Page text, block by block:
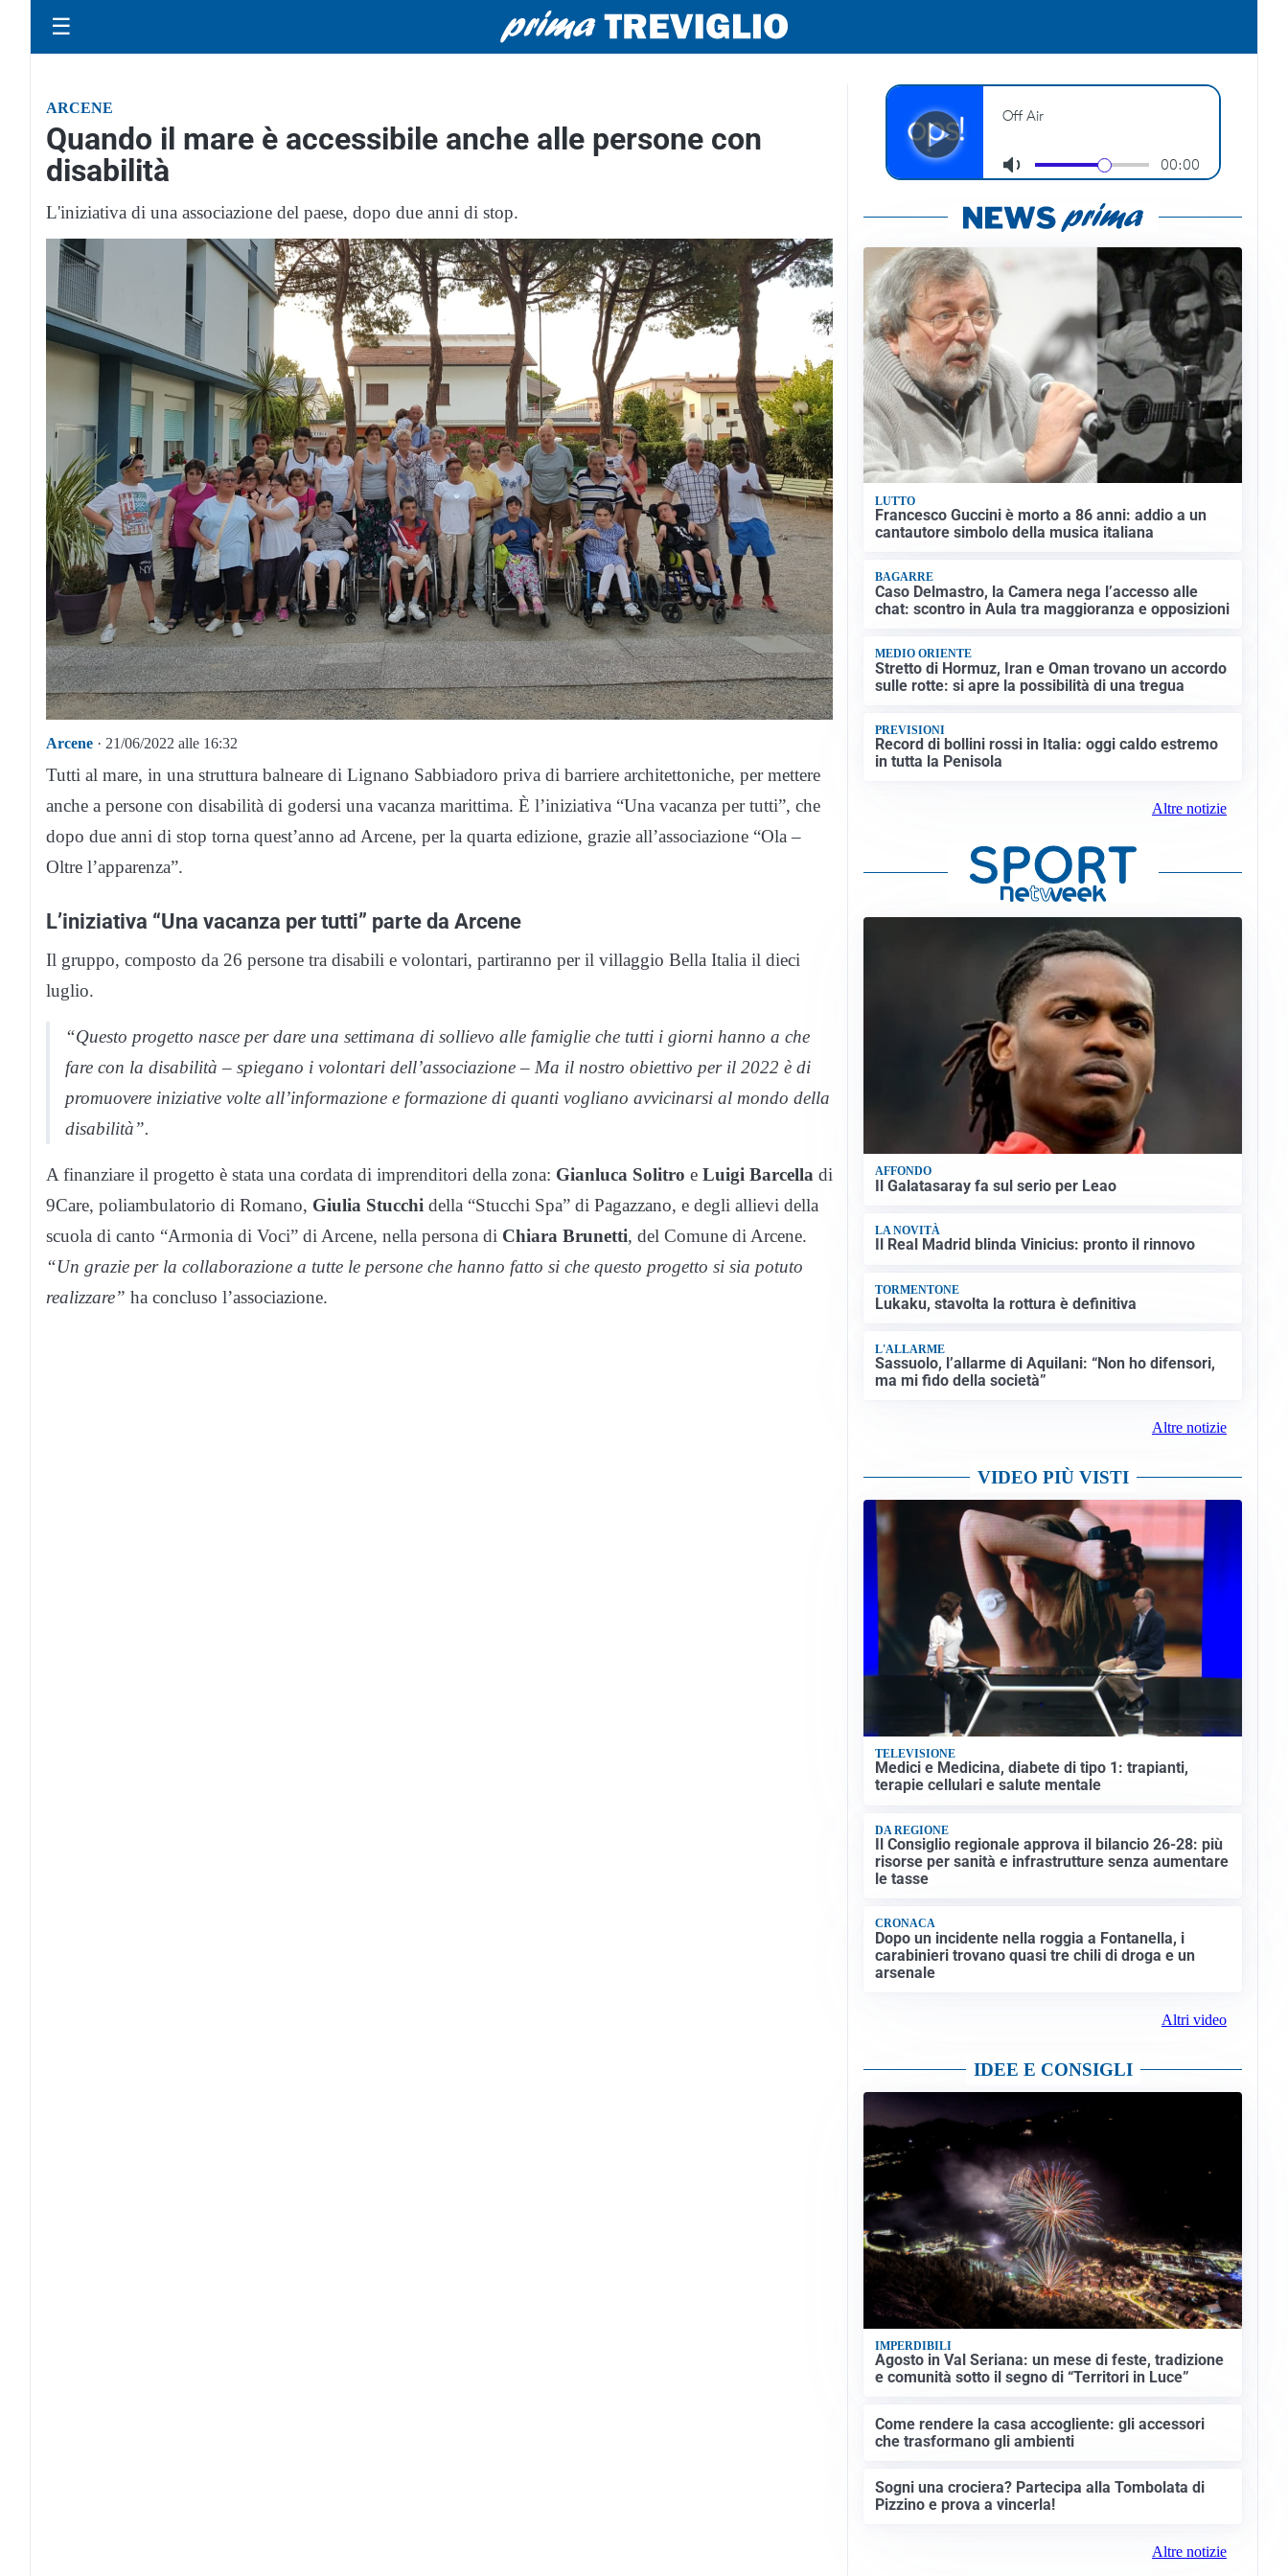
☰
ARCENE
Quando il mare è accessibile anche alle persone con
disabilità
L'iniziativa di una associazione del paese, dopo due anni di stop.
Arcene · 21/06/2022 alle 16:32
Tutti al mare, in una struttura balneare di Lignano Sabbiadoro priva di barriere architettoniche, per mettere
anche a persone con disabilità di godersi una vacanza marittima. È l’iniziativa “Una vacanza per tutti”, che
dopo due anni di stop torna quest’anno ad Arcene, per la quarta edizione, grazie all’associazione “Ola –
Oltre l’apparenza”.
L’iniziativa “Una vacanza per tutti” parte da Arcene
Il gruppo, composto da 26 persone tra disabili e volontari, partiranno per il villaggio Bella Italia il dieci
luglio.
“Questo progetto nasce per dare una settimana di sollievo alle famiglie che tutti i giorni hanno a che
fare con la disabilità – spiegano i volontari dell’associazione – Ma il nostro obiettivo per il 2022 è di
promuovere iniziative volte all’informazione e formazione di quanti vogliano avvicinarsi al mondo della
disabilità”.
A finanziare il progetto è stata una cordata di imprenditori della zona: Gianluca Solitro e Luigi Barcella di
9Care, poliambulatorio di Romano, Giulia Stucchi della “Stucchi Spa” di Pagazzano, e degli allievi della
scuola di canto “Armonia di Voci” di Arcene, nella persona di Chiara Brunetti, del Comune di Arcene.
“Un grazie per la collaborazione a tutte le persone che hanno fatto si che questo progetto si sia potuto
realizzare” ha concluso l’associazione.
LUTTO
Francesco Guccini è morto a 86 anni: addio a un
cantautore simbolo della musica italiana
BAGARRE
Caso Delmastro, la Camera nega l’accesso alle
chat: scontro in Aula tra maggioranza e opposizioni
MEDIO ORIENTE
Stretto di Hormuz, Iran e Oman trovano un accordo
sulle rotte: si apre la possibilità di una tregua
PREVISIONI
Record di bollini rossi in Italia: oggi caldo estremo
in tutta la Penisola
Altre notizie
AFFONDO
Il Galatasaray fa sul serio per Leao
LA NOVITÀ
Il Real Madrid blinda Vinicius: pronto il rinnovo
TORMENTONE
Lukaku, stavolta la rottura è definitiva
L'ALLARME
Sassuolo, l’allarme di Aquilani: “Non ho difensori,
ma mi fido della società”
Altre notizie
VIDEO PIÙ VISTI
TELEVISIONE
Medici e Medicina, diabete di tipo 1: trapianti,
terapie cellulari e salute mentale
DA REGIONE
Il Consiglio regionale approva il bilancio 26-28: più
risorse per sanità e infrastrutture senza aumentare
le tasse
CRONACA
Dopo un incidente nella roggia a Fontanella, i
carabinieri trovano quasi tre chili di droga e un
arsenale
Altri video
IDEE E CONSIGLI
IMPERDIBILI
Agosto in Val Seriana: un mese di feste, tradizione
e comunità sotto il segno di “Territori in Luce”
Come rendere la casa accogliente: gli accessori
che trasformano gli ambienti
Sogni una crociera? Partecipa alla Tombolata di
Pizzino e prova a vincerla!
Altre notizie